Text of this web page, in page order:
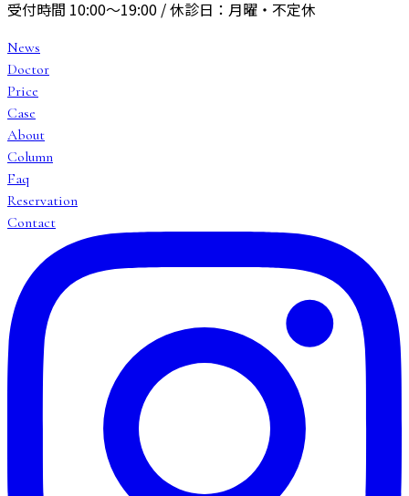
受付時間 10:00〜19:00 / 休診日： 月曜・不定休
News
Doctor
Price
Case
About
Column
Faq
Reservation
Contact